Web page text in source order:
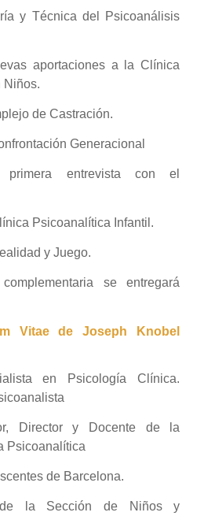
y Técnica del Psicoanálisis
aportaciones a la Clínica
Niños.
de Castración.
Generacional
primera entrevista con el
Psicoanalítica Infantil.
y Juego.
se entregará
Vitae de Joseph Knobel
en Psicología Clínica.
Director y Docente de la
Psicoanalítica
de Barcelona.
de la Sección de Niños y